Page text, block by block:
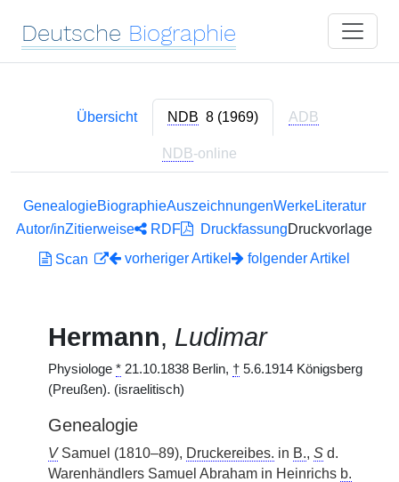
Deutsche Biographie
Übersicht NDB 8 (1969) ADB
NDB-online
GenealogieBiographieAuszeichnungenWerkeLiteratur
Autor/inZitierweise RDF DruckfassungDruckvorlage
Scan
vorheriger Artikel folgender Artikel
Hermann, Ludimar
Physiologe * 21.10.1838 Berlin, † 5.6.1914 Königsberg
(Preußen). (israelitisch)
Genealogie
VSamuel (1810–89), Druckereibes. in B., S d.
Warenhändlers Samuel Abraham in Heinrichs b.